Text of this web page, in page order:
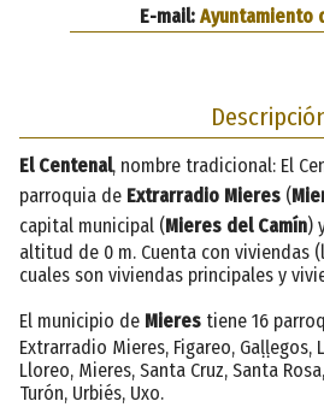
E-mail: Ayuntamiento
El Centenal, nombre tradicional: El
parroquia de Extrarradio Mieres (
capital municipal (Mieres del Camín)
altitud de 0 m. Cuenta con viviendas
cuales son viviendas principales y
El municipio de Mieres tiene 16
Extrarradio Mieres, Figareo, Gaḷḷegos,
Lloreo, Mieres, Santa Cruz, Santa
Turón, Urbiés, Uxo.